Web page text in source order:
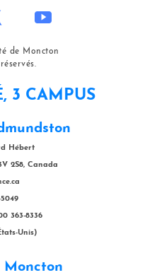
de Moncton
3 CAMPUS
Hébert
2S8, Canada
363-8336
Unis)
Moncton